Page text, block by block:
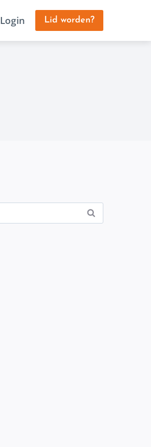
Login Lid worden?